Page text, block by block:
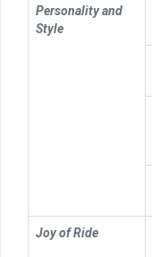
Personality and
Style
Joy of Ride